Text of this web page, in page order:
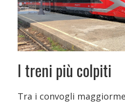
I treni più colpiti
Tra i convogli